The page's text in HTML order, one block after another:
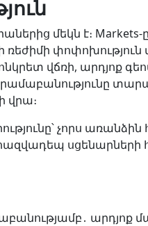
մեկն է։ Markets-ը
փոփոխություն
վճռի, արդյոք
վրա։
չորս
սցենարների